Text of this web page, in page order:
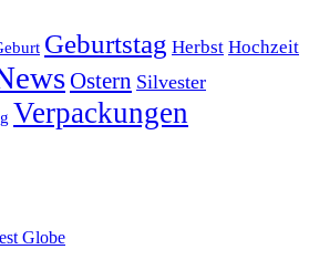
Geburtstag Herbst Hochzeit
Ostern Silvester
Verpackungen
Globe